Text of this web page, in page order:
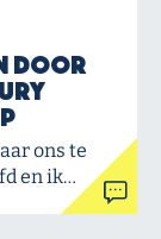
door
ons te
en ik…